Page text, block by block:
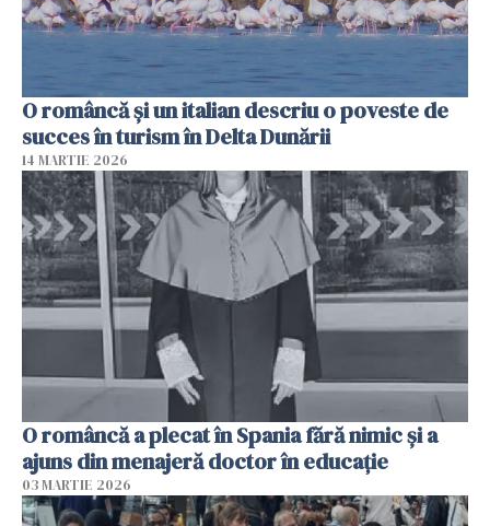
O româncă și un italian descriu o poveste de
succes în turism în Delta Dunării
14 MARTIE 2026
O româncă a plecat în Spania fără nimic și a
ajuns din menajeră doctor în educație
03 MARTIE 2026